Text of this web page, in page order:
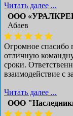
Читать далее ...
ООО
Абаев
Огромное спасибо
отличную
сроки.
взаимодействие с
Читать далее ...
ООО